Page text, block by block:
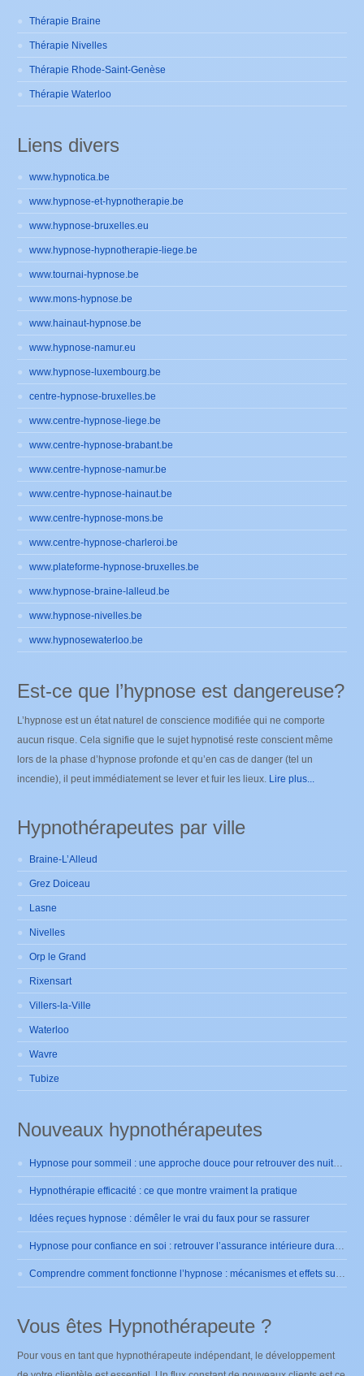
Thérapie Braine
Thérapie Nivelles
Thérapie Rhode-Saint-Genèse
Thérapie Waterloo
Liens divers
www.hypnotica.be
www.hypnose-et-hypnotherapie.be
www.hypnose-bruxelles.eu
www.hypnose-hypnotherapie-liege.be
www.tournai-hypnose.be
www.mons-hypnose.be
www.hainaut-hypnose.be
www.hypnose-namur.eu
www.hypnose-luxembourg.be
centre-hypnose-bruxelles.be
www.centre-hypnose-liege.be
www.centre-hypnose-brabant.be
www.centre-hypnose-namur.be
www.centre-hypnose-hainaut.be
www.centre-hypnose-mons.be
www.centre-hypnose-charleroi.be
www.plateforme-hypnose-bruxelles.be
www.hypnose-braine-lalleud.be
www.hypnose-nivelles.be
www.hypnosewaterloo.be
Est-ce que l’hypnose est dangereuse?
L’hypnose est un état naturel de conscience modifiée qui ne comporte
aucun risque. Cela signifie que le sujet hypnotisé reste conscient même
lors de la phase d’hypnose profonde et qu’en cas de danger (tel un
incendie), il peut immédiatement se lever et fuir les lieux. Lire plus...
Hypnothérapeutes par ville
Braine-L’Alleud
Grez Doiceau
Lasne
Nivelles
Orp le Grand
Rixensart
Villers-la-Ville
Waterloo
Wavre
Tubize
Nouveaux hypnothérapeutes
Hypnose pour sommeil : une approche douce pour retrouver des nuits sereines
Hypnothérapie efficacité : ce que montre vraiment la pratique
Idées reçues hypnose : démêler le vrai du faux pour se rassurer
Hypnose pour confiance en soi : retrouver l’assurance intérieure durablement
Comprendre comment fonctionne l’hypnose : mécanismes et effets sur le cerveau
Vous êtes Hypnothérapeute ?
Pour vous en tant que hypnothérapeute indépendant, le développement